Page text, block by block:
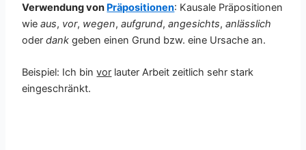
Verwendung von Präpositionen: Kausale Präpositionen
wieaus, vor, wegen,aufgrund,angesichts,anlässlich
oderdank geben einen Grund bzw. eine Ursache an.
Beispiel: Ich binvor lauter Arbeit zeitlich sehr stark
eingeschränkt.